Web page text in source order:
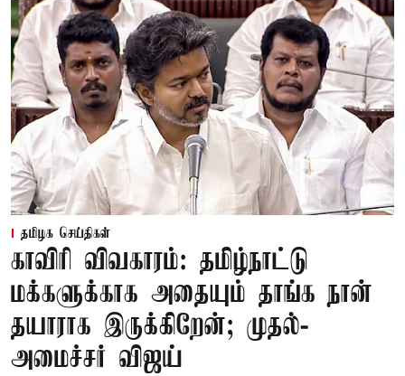
தமிழக செய்திகள்
காவிரி விவகாரம்: தமிழ்நாட்டு
மக்களுக்காக அதையும் தாங்க நான்
தயாராக இருக்கிறேன்; முதல்-
அமைச்சர் விஜய்